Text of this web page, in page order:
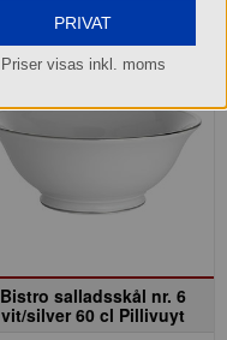
Bistro salladsskål nr. 6
vit/silver 60 cl Pillivuyt
PRIVAT
Priser visas inkl. moms